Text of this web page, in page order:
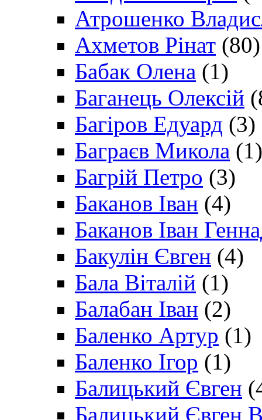
Атрошенко
Ахметов Рінат (80)
Бабак Олена (1)
Баганець Олексій
Багіров Едуард (3)
Баграєв Микола (1)
Багрій Петро (3)
Баканов Іван (4)
Баканов Іван
Бакулін Євген (4)
Бала Віталій (1)
Балабан Іван (2)
Баленко Артур (1)
Баленко Ігор (1)
Балицький Євген
Балицький Євген